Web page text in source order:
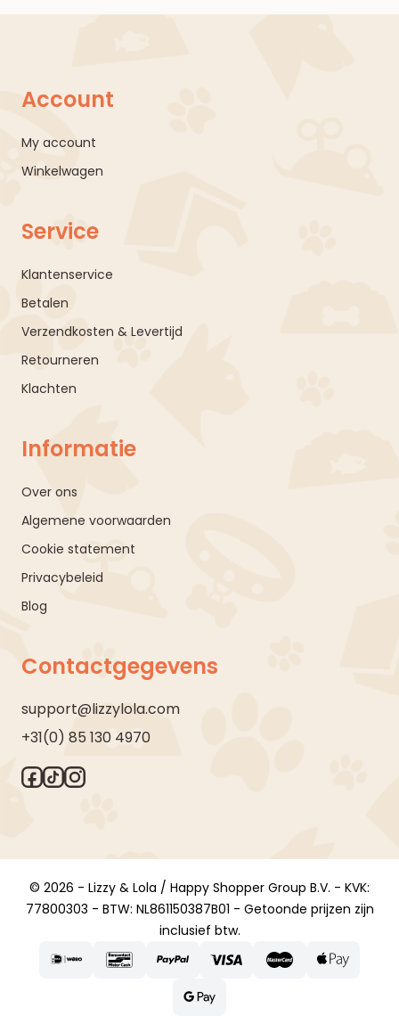
Account
My account
Winkelwagen
Service
Klantenservice
Betalen
Verzendkosten & Levertijd
Retourneren
Klachten
Informatie
Over ons
Algemene voorwaarden
Cookie statement
Privacybeleid
Blog
Contactgegevens
support@lizzylola.com
+31(0) 85 130 4970
© 2026 - Lizzy & Lola / Happy Shopper Group B.V. - KVK:
77800303 - BTW: NL861150387B01 - Getoonde prijzen zijn
inclusief btw.